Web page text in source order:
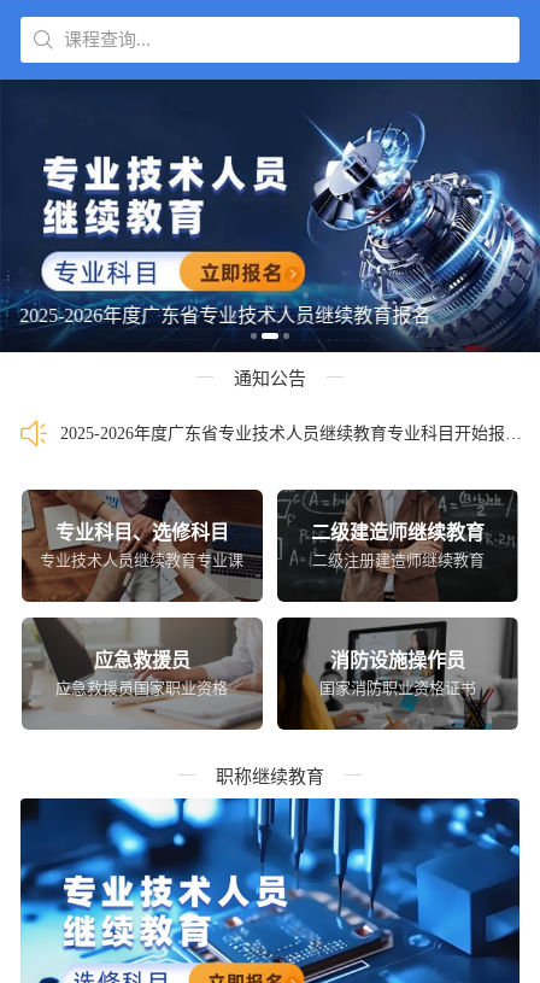
课程查询...
2025-2026年度广东省专业技术人员继续教育报名
通知公告
2025-2026年度广东省专业技术人员继续教育专业科目开始报名啦！
专业科目、选修科目
专业技术人员继续教育专业课
二级建造师继续教育
二级注册建造师继续教育
应急救援员
应急救援员国家职业资格
消防设施操作员
国家消防职业资格证书
职称继续教育